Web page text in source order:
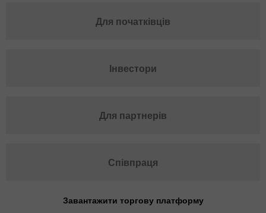
Для початківців
Інвестори
Для партнерів
Співпраця
Завантажити торгову платформу